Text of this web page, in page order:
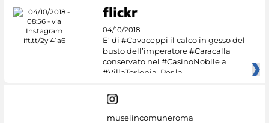
04/10/2018
E' di #Cavaceppi il calco in gesso del
busto dell’imperatore #Caracalla
conservato nel #CasinoNobile a
#VillaTorlonia. Per la
museiincomuneroma